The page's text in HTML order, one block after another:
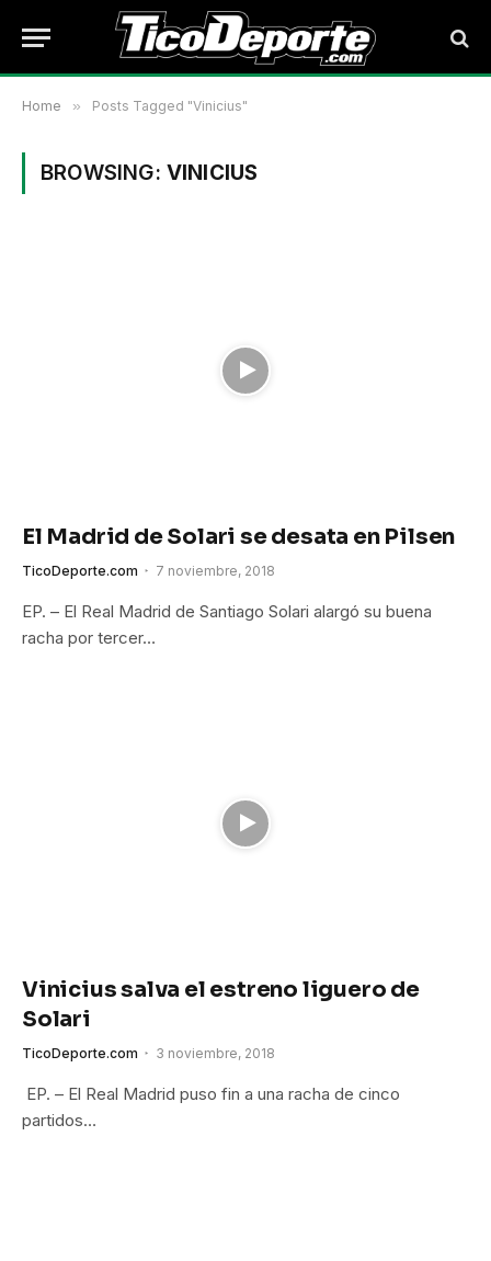
Home » Posts Tagged "Vinicius"
BROWSING: VINICIUS
El Madrid de Solari se desata en Pilsen
TicoDeporte.com 7 noviembre, 2018
EP. – El Real Madrid de Santiago Solari alargó su buena
racha por tercer…
Vinicius salva el estreno liguero de
Solari
TicoDeporte.com 3 noviembre, 2018
EP. – El Real Madrid puso fin a una racha de cinco
partidos…